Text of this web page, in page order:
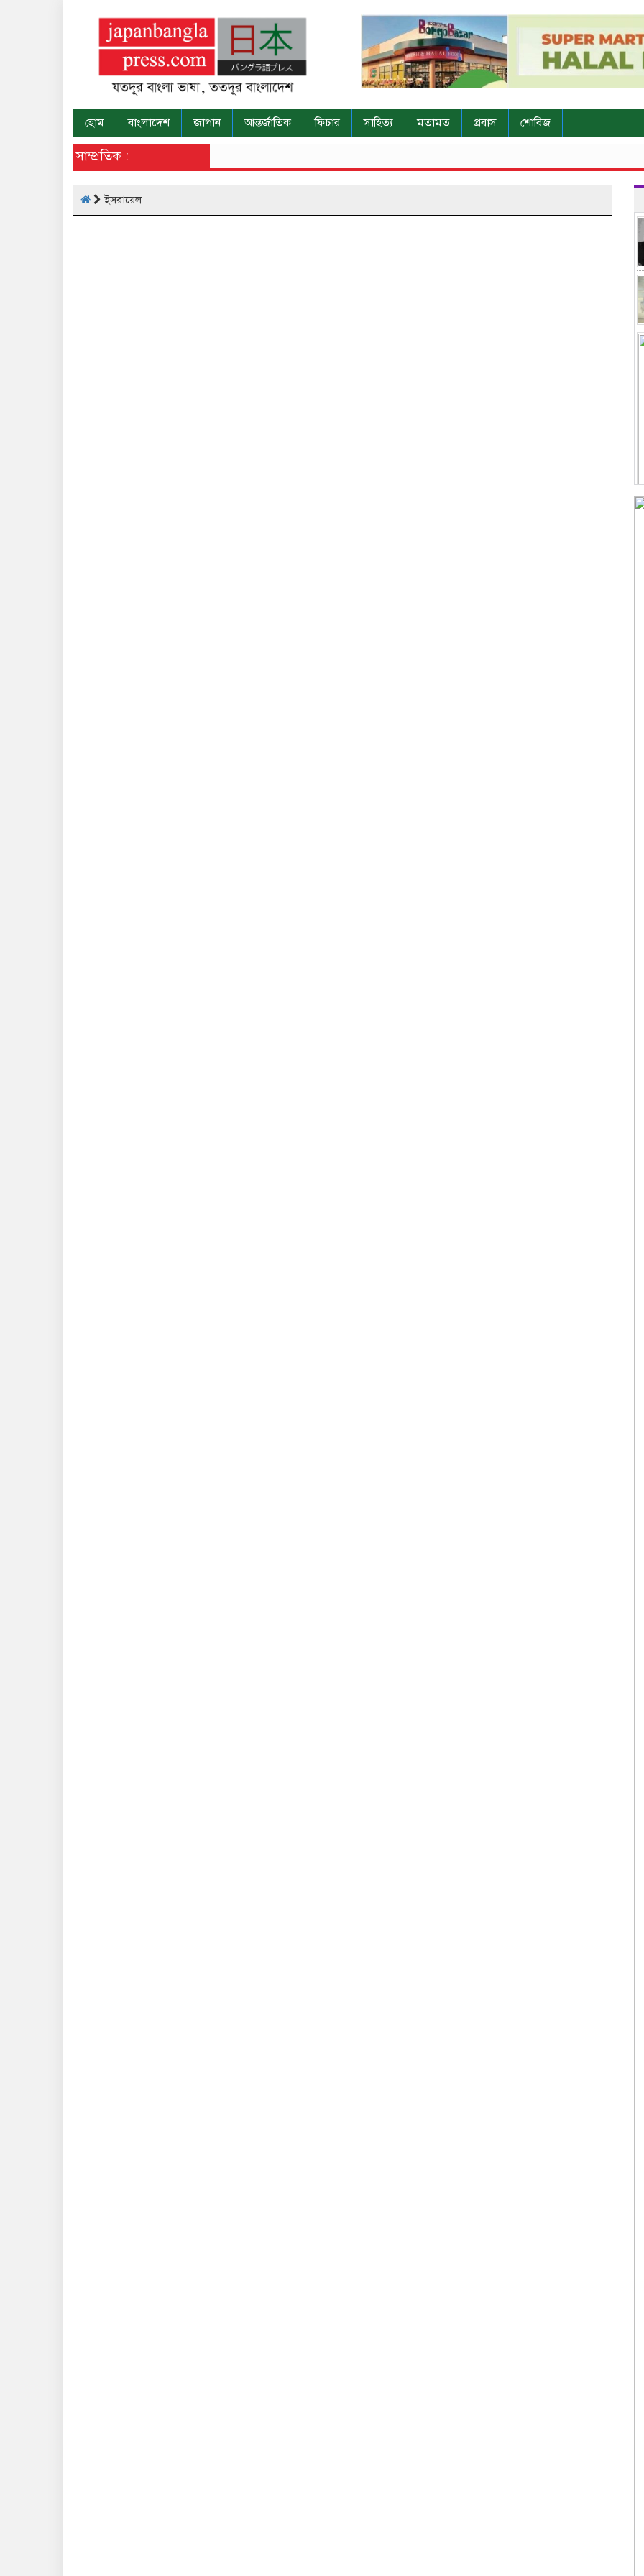
হোম বাংলাদেশ জাপান আন্তর্জাতিক ফিচার সাহিত্য মতামত প্রবাস শোবিজ
সাম্প্রতিক :
ইসরায়েল